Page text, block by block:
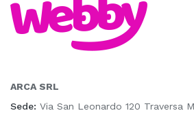
ARCA SRL
Sede: Via San Leonardo 120 Traversa